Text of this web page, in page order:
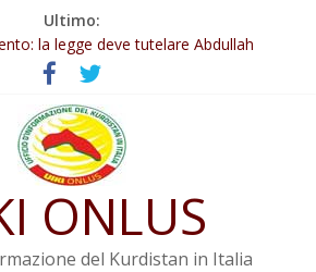
Ultimo:
negativa deve essere trasformata in
la legge deve tutelare Abdullah
KNK: Şengal è di nuovo sotto minaccia
situazione di Rêber Apo ostacolerebbe
internazionale contro i crimini di guerra
ONLUS
del Kurdistan in Italia